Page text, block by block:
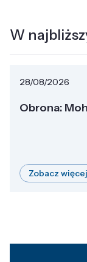
W
28/08/2026
Obrona:
Zobacz więcej